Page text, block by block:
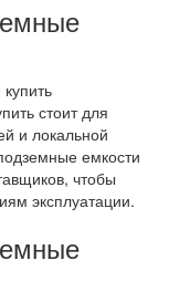
стоит для
и локальной
емкости
чтобы
эксплуатации.